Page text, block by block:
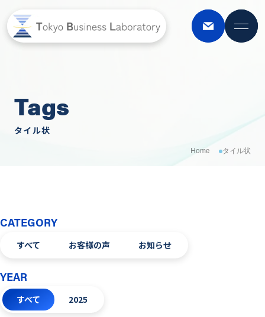
Tags
タイル状
Home タイル状
CATEGORY
すべて お客様の声 お知らせ
YEAR
すべて 2025